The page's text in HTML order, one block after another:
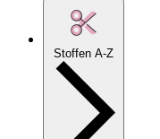
Stoffen A-Z